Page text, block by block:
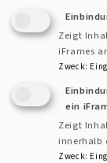
bekräftigten
Konfirmation für
nordhessischen
Jahrhundert ist
Erwachsene zu
Zeigt
iFrames
Zweck:
ein
Zeigt
innerhalb
Zweck: